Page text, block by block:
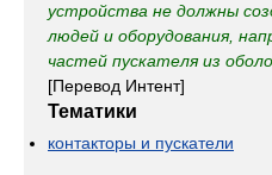
устройства не должны
людей и оборудования,
частей пускателя из
[Перевод Интент]
Тематики
контакторы и пускатели